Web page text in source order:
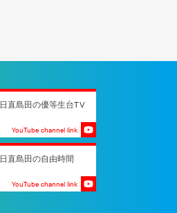
日直島田の優等生台TV
YouTube channel link
日直島田の自由時間
YouTube channel link